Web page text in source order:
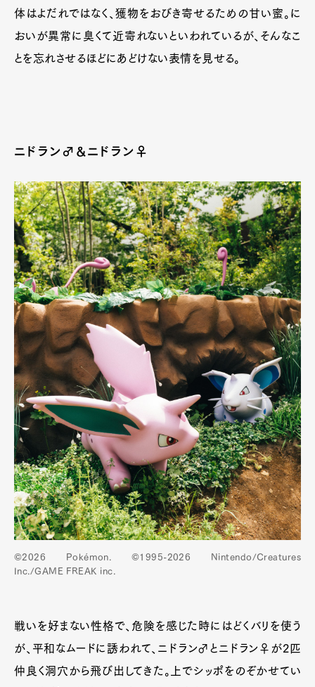
体はよだれではなく、獲物をおびき寄せるための甘い蜜。に
おいが異常に臭くて近寄れないといわれているが、そんなこ
とを忘れさせるほどにあどけない表情を見せる。
ニドラン♂&ニドラン♀
©2026 Pokémon. ©1995-2026 Nintendo/Creatures
Inc./GAME FREAK inc.
戦いを好まない性格で、危険を感じた時にはどくバリを使う
が、平和なムードに誘われて、ニドラン♂とニドラン♀が2匹
仲良く洞穴から飛び出してきた。上でシッポをのぞかせてい